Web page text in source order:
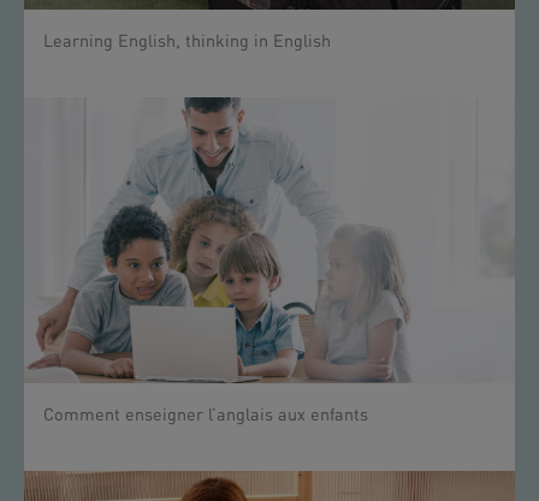
Learning English, thinking in English
Comment enseigner l’anglais aux enfants